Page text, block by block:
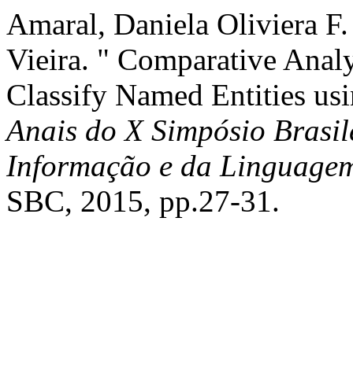
Amaral, Daniela Oliviera
Vieira. " Comparative
Classify Named Entities
Anais do X Simpósio
Informação e da
SBC, 2015, pp.27-31.